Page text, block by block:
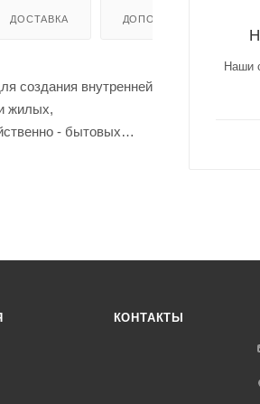
ДОСТАВКА ДОПОЛНИТЕЛЬНО
создания внутренней
жилых,
- бытовых
Наши
КОНТАКТЫ